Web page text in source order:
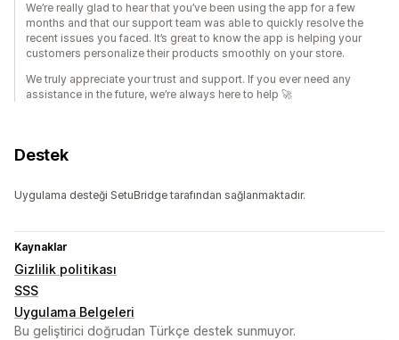
We’re really glad to hear that you’ve been using the app for a few
months and that our support team was able to quickly resolve the
recent issues you faced. It’s great to know the app is helping your
customers personalize their products smoothly on your store.
We truly appreciate your trust and support. If you ever need any
assistance in the future, we’re always here to help 🚀
Destek
Uygulama desteği SetuBridge tarafından sağlanmaktadır.
Kaynaklar
Gizlilik politikası
SSS
Uygulama Belgeleri
Bu geliştirici doğrudan Türkçe destek sunmuyor.